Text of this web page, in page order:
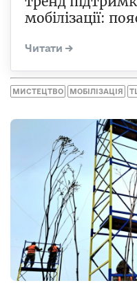
мобілізації:
МИСТЕЦТВО МОБІЛІЗАЦІЯ